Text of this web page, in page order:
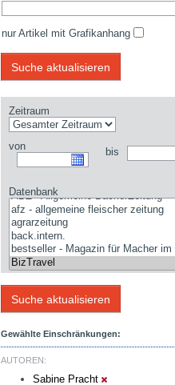
nur Artikel mit Grafikanhang
Zeitraum
von bis
Datenbank
Gewählte Einschränkungen:
AUTOREN:
Sabine Pracht